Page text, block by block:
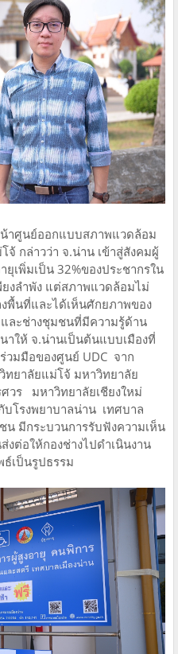
าศูนย์ออกแบบสภาพแวดล้อม
จ้ กล่าวว่า จ.น่าน เข้าสู่สังคมผู้
เพิ่มเป็น 32%ของประชากรใน
งลำพัง แต่สภาพแวดล้อมไม่
พื้นที่และได้เห็นศักยภาพของ
ละช่างชุมชนที่มีความรู้ด้าน
าให้ จ.น่านเป็นต้นแบบเมืองที่
วมมือของศูนย์ UDC จาก
ทยาลัยแม่โจ้ มหาวิทยาลัย
ศวร มหาวิทยาลัยเชียงใหม่
บโรงพยาบาลน่าน เทศบาล
น มีกระบวนการรับฟังความเห็น
ต่อให้กองช่างไปดำเนินงาน
เป็นรูปธรรม